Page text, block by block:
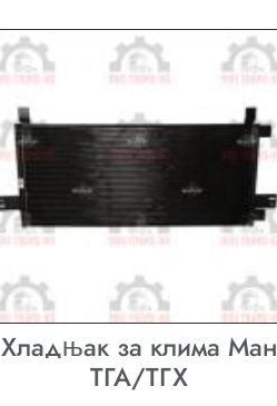
Хладњак за клима Ман
ТГА/ТГХ